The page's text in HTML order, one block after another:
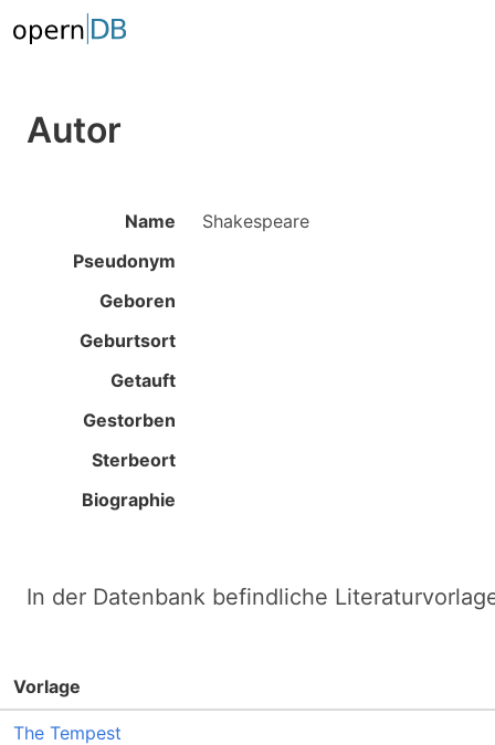
Autor
Name
Shakespeare
Pseudonym
Geboren
Geburtsort
Getauft
Gestorben
Sterbeort
Biographie
In der Datenbank befindliche
Vorlage
The Tempest